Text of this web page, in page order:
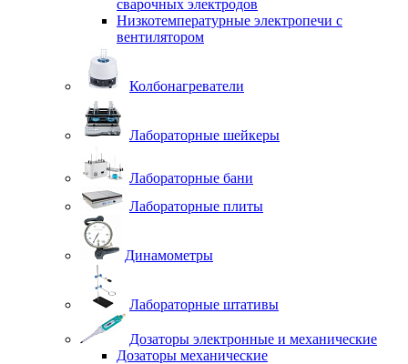
cварочных электродов
Низкотемпературные электропечи с
вентилятором
Колбонагреватели
Лабораторные шейкеры
Лабораторные бани
Лабораторные плиты
Динамометры
Лабораторные штативы
Дозаторы электронные и механические
Дозаторы механические